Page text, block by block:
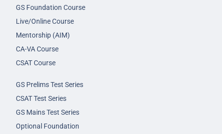
GS Foundation Course
Live/Online Course
Mentorship (AIM)
CA-VA Course
CSAT Course
GS Prelims Test Series
CSAT Test Series
GS Mains Test Series
Optional Foundation